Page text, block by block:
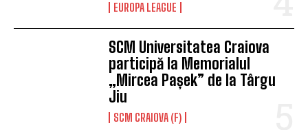
EUROPA LEAGUE
SCM Universitatea Craiova
participă la Memorialul
„Mircea Pașek” de la Târgu
Jiu
SCM CRAIOVA (F)